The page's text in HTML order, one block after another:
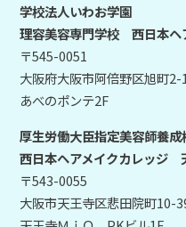
学校法人いわお学園
理容美容専門学校 西日本ヘ
〒545-0051
大阪府大阪市阿倍野区旭町
あべのポンテ2F
厚生労働大臣指定美容師養成
西日本ヘアメイクカレッジ
〒543-0055
大阪市天王寺区悲田院町10-